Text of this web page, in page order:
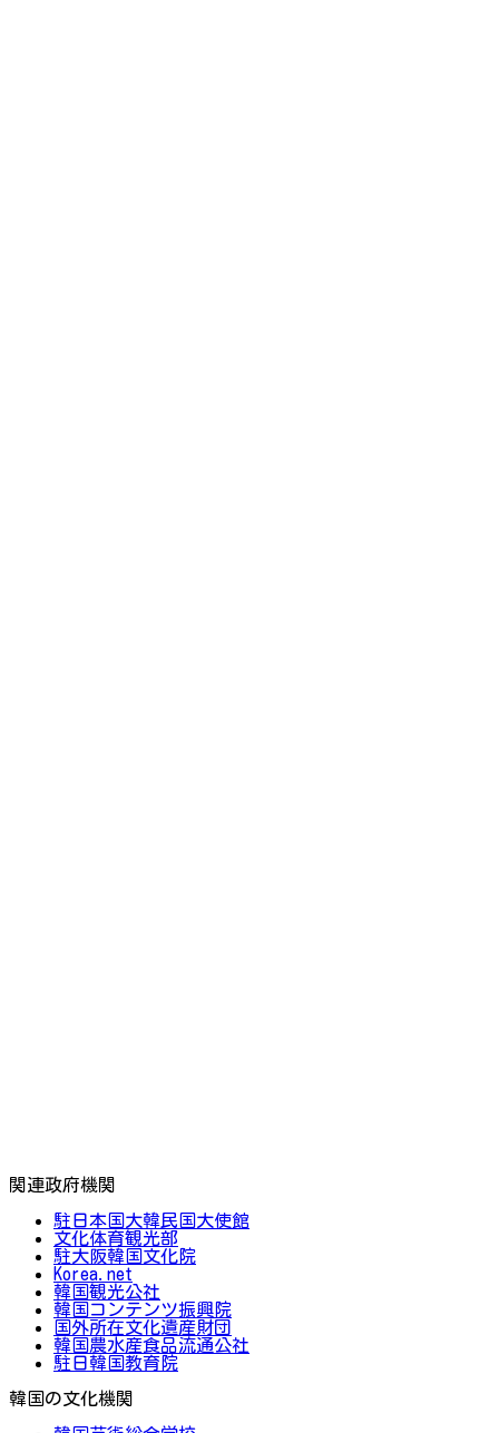
関連政府機関
駐日本国大韓民国大使館
文化体育観光部
駐大阪韓国文化院
Korea.net
韓国観光公社
韓国コンテンツ振興院
国外所在文化遺産財団
韓国農水産食品流通公社
駐日韓国教育院
韓国の文化機関